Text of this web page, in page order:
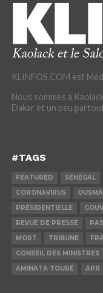
KLINFOS.COM est
Nous sommes à
Dakar et un peu
#TAGS
FEATURED SÉNÉGAL
CORONAVIRUS
PRÉSIDENTIELLE
REVUE DE PRESSE
MORT
TRIBUNE
CONSEIL DES MINISTRES
AMINATA TOURÉ
APR